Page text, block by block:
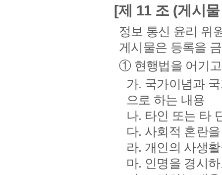
[제 11 조 (게시
정보 통신 윤리 위
게시물은 등록을
① 현행법을 어기
가. 국가이념과
으로 하는 내용
나. 타인 또는 타
다. 사회적 혼란
라. 개인의 사생
마. 인명을 경시